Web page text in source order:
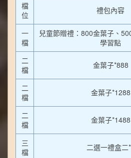
檔
位
禮包內容
一
檔
兒童節贈禮：800金葉子、
學習點
二
檔
金葉子*888
二
檔
金葉子*1288
二
檔
金葉子*1488
三
檔
二選一禮盒二